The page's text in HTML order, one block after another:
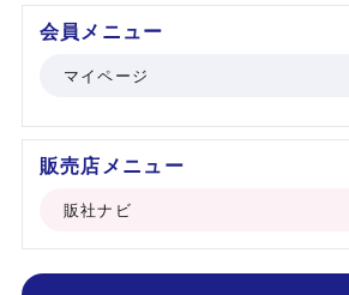
会員メニュー
マイページ
販売店メニュー
販社ナビ